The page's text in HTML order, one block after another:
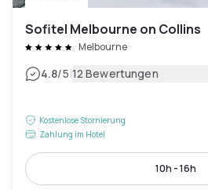
Sofitel Melbourne on Collins
Melbourne
4.8/5|12 Bewertungen
Kostenlose Stornierung
Zahlung im Hotel
10h - 16h